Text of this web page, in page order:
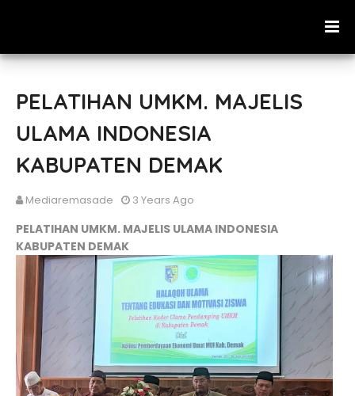
PELATIHAN UMKM. MAJELIS
ULAMA INDONESIA
KABUPATEN DEMAK
Mediaremasade 3 Years Ago
PELATIHAN UMKM. MAJELIS ULAMA INDONESIA
KABUPATEN DEMAK